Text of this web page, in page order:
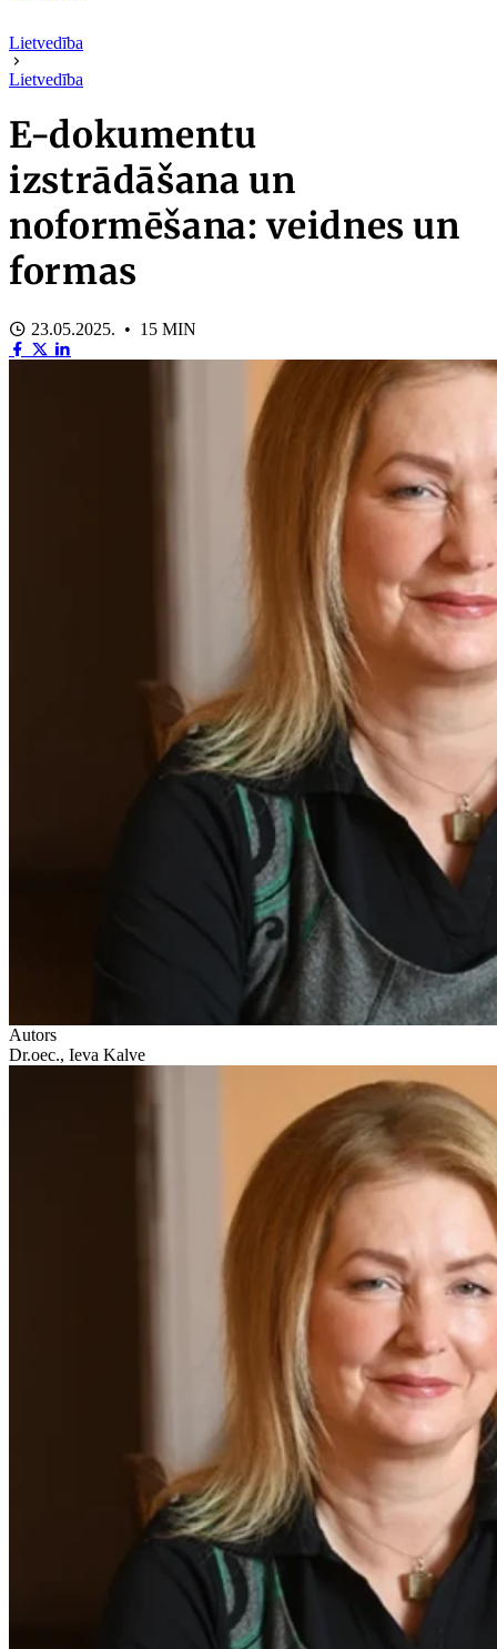
Lietvedība
Lietvedība
E-dokumentu
izstrādāšana un
noformēšana: veidnes un
formas
23.05.2025. • 15 MIN
Autors
Dr.oec., Ieva Kalve